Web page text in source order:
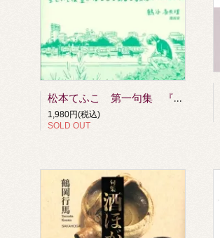
松本てふこ 第一句集 『汗の果実』
1,980円(税込)
SOLD OUT